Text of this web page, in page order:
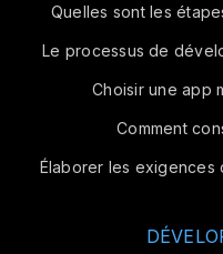
Quelles sont les
Le processus de
Choisir une app
Comment
Élaborer les